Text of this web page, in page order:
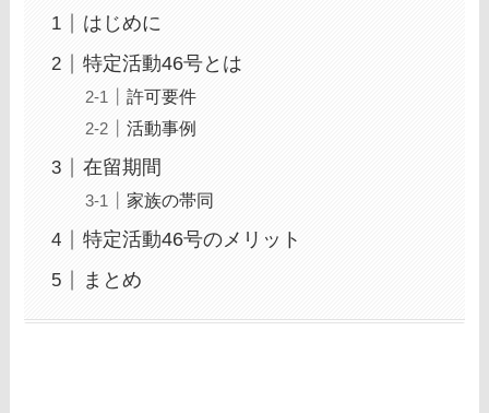
はじめに
特定活動46号とは
許可要件
活動事例
在留期間
家族の帯同
特定活動46号のメリット
まとめ